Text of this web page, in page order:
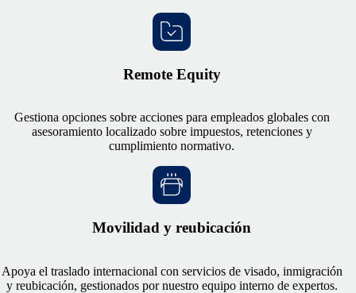
Remote Equity
Gestiona opciones sobre acciones para empleados globales con
asesoramiento localizado sobre impuestos, retenciones y
cumplimiento normativo.
Movilidad y reubicación
Apoya el traslado internacional con servicios de visado, inmigración
y reubicación, gestionados por nuestro equipo interno de expertos.